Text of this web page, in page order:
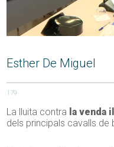
Esther De Miguel
179
La lluita contra la venda
dels principals cavalls